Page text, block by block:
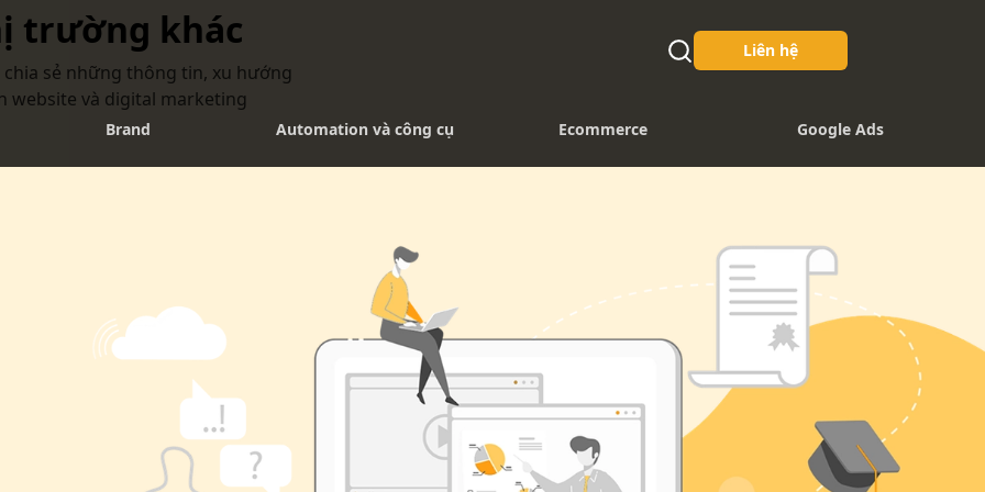
Liên hệ
Brand Automation và công cụ Ecommerce Google Ads
trường khác
sẻ những thông tin, xu hướng
website và digital marketing